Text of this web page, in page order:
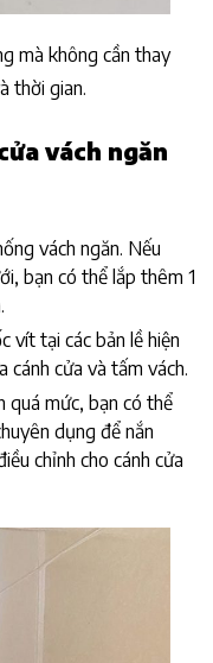
mà không cần thay
thời gian.
vách ngăn
vách ngăn. Nếu
bạn có thể lắp thêm 1
vít tại các bản lề hiện
cánh cửa và tấm vách.
quá mức, bạn có thể
dụng để nắn
chỉnh cho cánh cửa